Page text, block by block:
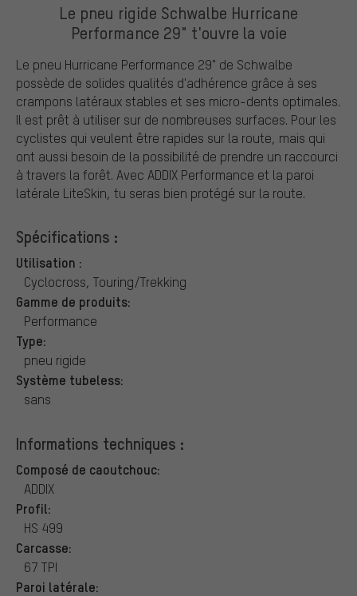
Le pneu rigide Schwalbe Hurricane
Performance 29" t'ouvre la voie
Le pneu Hurricane Performance 29" de Schwalbe
possède de solides qualités d'adhérence grâce à ses
crampons latéraux stables et ses micro-dents optimales.
Il est prêt à utiliser sur de nombreuses surfaces. Pour les
cyclistes qui veulent être rapides sur la route, mais qui
ont aussi besoin de la possibilité de prendre un raccourci
à travers la forêt. Avec ADDIX Performance et la paroi
latérale LiteSkin, tu seras bien protégé sur la route.
Spécifications :
Utilisation :
Cyclocross, Touring/Trekking
Gamme de produits:
Performance
Type:
pneu rigide
Système tubeless:
sans
Informations techniques :
Composé de caoutchouc:
ADDIX
Profil:
HS 499
Carcasse:
67 TPI
Paroi latérale: